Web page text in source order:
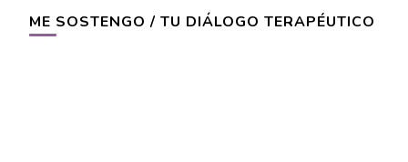
ME SOSTENGO / TU DIÁLOGO TERAPÉUTICO